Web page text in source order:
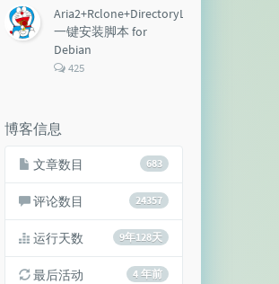
数：
Aria2+Rclone+DirectoryLister+Aria2Ng
一键安装脚本 for
Debian
评
425
博客信息
683
文章数目
24357
评论数目
9年128天
运行天数
4 年前
最后活动